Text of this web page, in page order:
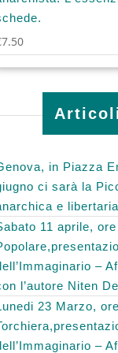
7.50
in Piazza
ci sarà la
e libertaria
11 aprile,
–
l’autore Niten
23 Marzo,
–